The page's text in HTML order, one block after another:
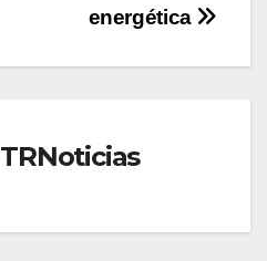
energética
TRNoticias